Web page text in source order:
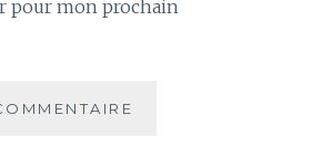
pour mon prochain